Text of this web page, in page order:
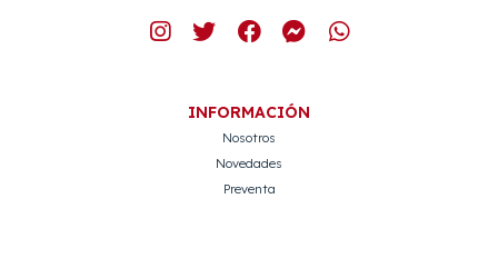
INFORMACIÓN
Nosotros
Novedades
Preventa